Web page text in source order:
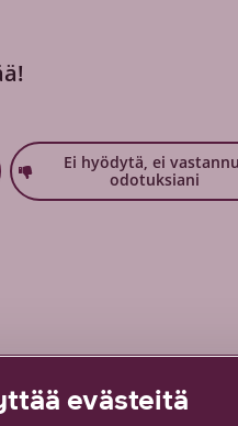
Ei hyödytä, ei
odotuksiani
evästeitä